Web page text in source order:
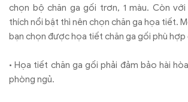
chọn bộ chăn ga gối trơn, 1 màu. Còn
thích nổi bật thì nên chọn chăn ga họa tiết.
bạn chọn được họa tiết chăn ga gối phù hợp
• Họa tiết chăn ga gối phải đảm bảo hài
phòng ngủ.